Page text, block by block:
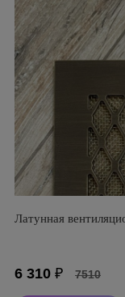
Латунная
6 310 ₽ 7510